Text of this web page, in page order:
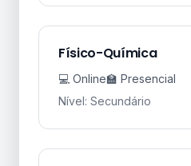
Físico-Química
💻 Online🏫 Presencial
Nível: Secundário